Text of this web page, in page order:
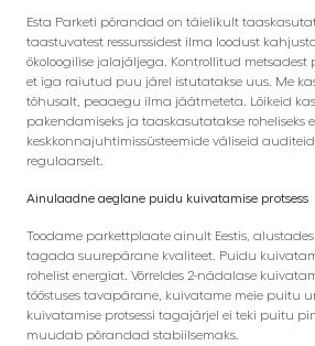
Esta Parketi põrandad on täielikult
taastuvatest ressurssidest ilma loodust
ökoloogilise jalajäljega. Kontrollitud
et iga raiutud puu järel istutatakse uus. Me
tõhusalt, peaaegu ilma jäätmeteta. Lõikeid
pakendamiseks ja taaskasutatakse roheliseks
keskkonnajuhtimissüsteemide väliseid
regulaarselt.
Ainulaadne aeglane puidu kuivatamise protsess
Toodame parkettplaate ainult Eestis,
tagada suurepärane kvaliteet. Puidu
rohelist energiat. Võrreldes 2-nädalase
tööstuses tavapärane, kuivatame meie puitu
kuivatamise protsessi tagajärjel ei teki puitu
muudab põrandad stabiilsemaks.